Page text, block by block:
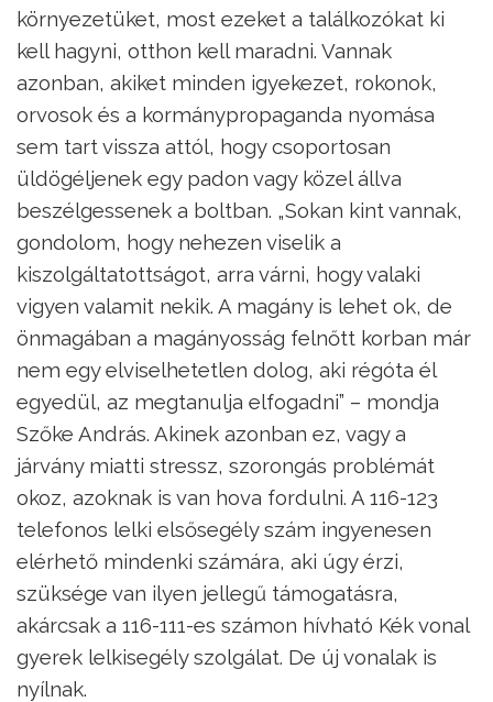
környezetüket, most ezeket a találkozókat ki
kell hagyni, otthon kell maradni. Vannak
azonban, akiket minden igyekezet, rokonok,
orvosok és a kormánypropaganda nyomása
sem tart vissza attól, hogy csoportosan
üldögéljenek egy padon vagy közel állva
beszélgessenek a boltban. „Sokan kint vannak,
gondolom, hogy nehezen viselik a
kiszolgáltatottságot, arra várni, hogy valaki
vigyen valamit nekik. A magány is lehet ok, de
önmagában a magányosság felnőtt korban már
nem egy elviselhetetlen dolog, aki régóta él
egyedül, az megtanulja elfogadni” – mondja
Szőke András. Akinek azonban ez, vagy a
járvány miatti stressz, szorongás problémát
okoz, azoknak is van hova fordulni. A 116-123
telefonos lelki elsősegély szám ingyenesen
elérhető mindenki számára, aki úgy érzi,
szüksége van ilyen jellegű támogatásra,
akárcsak a 116-111-es számon hívható Kék vonal
gyerek lelkisegély szolgálat. De új vonalak is
nyílnak.